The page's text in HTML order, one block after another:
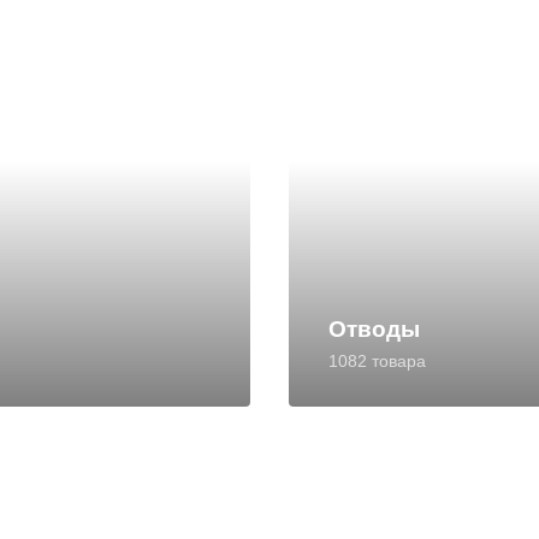
Отводы
1082 товара